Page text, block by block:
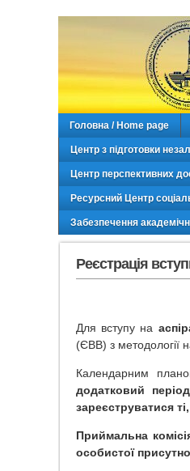
Головна / Home page
Центр з підготовки
Центр перспективних
Ресурсний Центр
Забезпечення
Реєстрація
Для вступу на
(ЄВВ) з методології
Календарним
додатковий
зареєструватися
Приймальна
особистої